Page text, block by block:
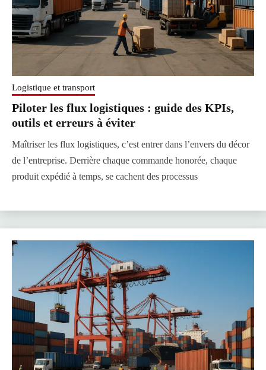
Logistique et transport
Piloter les flux logistiques : guide des KPIs,
outils et erreurs à éviter
Maîtriser les flux logistiques, c’est entrer dans l’envers du décor
de l’entreprise. Derrière chaque commande honorée, chaque
produit expédié à temps, se cachent des processus